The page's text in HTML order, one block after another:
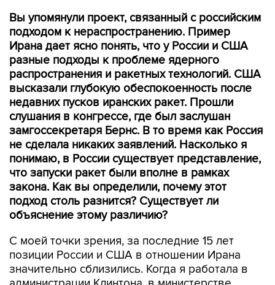
Вы упомянули проект, связанный с российским
подходом к нераспространению. Пример
Ирана дает ясно понять, что у России и США
разные подходы к проблеме ядерного
распространения и ракетных технологий. США
высказали глубокую обеспокоенность после
недавних пусков иранских ракет. Прошли
слушания в конгрессе, где был заслушан
замгоссекретаря Бернс. В то время как Россия
не сделала никаких заявлений. Насколько я
понимаю, в России существует представление,
что запуски ракет были вполне в рамках
закона. Как вы определили, почему этот
подход столь разнится? Существует ли
объяснение этому различию?
С моей точки зрения, за последние 15 лет
позиции России и США в отношении Ирана
значительно сблизились. Когда я работала в